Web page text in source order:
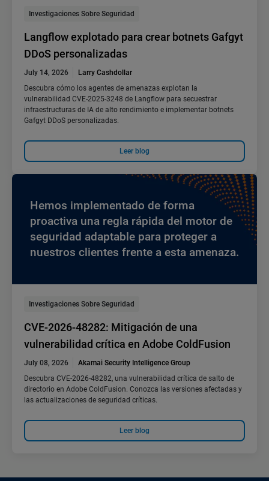
Investigaciones Sobre Seguridad
Langflow explotado para crear botnets Gafgyt
DDoS personalizadas
July 14, 2026
Larry Cashdollar
Descubra cómo los agentes de amenazas explotan la
vulnerabilidad CVE-2025-3248 de Langflow para secuestrar
infraestructuras de IA de alto rendimiento e implementar botnets
Gafgyt DDoS personalizadas.
Leer blog
Hemos implementado de forma
proactiva una regla rápida del motor de
seguridad adaptable para proteger a
nuestros clientes frente a esta amenaza.
Investigaciones Sobre Seguridad
CVE-2026-48282: Mitigación de una
vulnerabilidad crítica en Adobe ColdFusion
July 08, 2026
Akamai Security Intelligence Group
Descubra CVE-2026-48282, una vulnerabilidad crítica de salto de
directorio en Adobe ColdFusion. Conozca las versiones afectadas y
las actualizaciones de seguridad críticas.
Leer blog